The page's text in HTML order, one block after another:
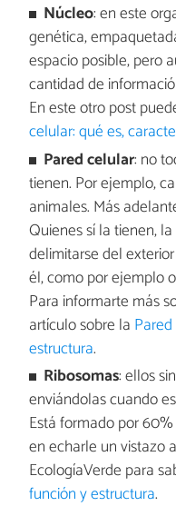
Núcleo: en este
genética,
espacio posible, pero
cantidad de
En este otro post
celular: qué es,
Paredcelular: no
tienen. Por ejemplo,
animales. Más
Quienes sí la tienen,
delimitarse del
él, como por ejemplo
Para informarte más
artículo sobre la
estructura.
Ribosomas: ellos
enviándolas cuando
Está formado por
en echarle un vistazo
EcologíaVerde para
función y estructura.